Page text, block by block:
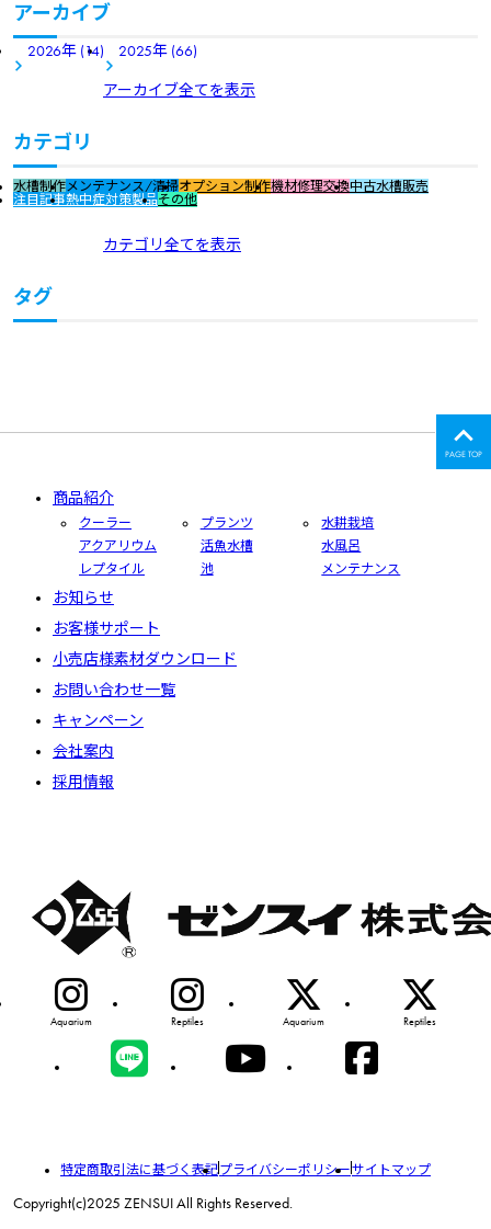
アーカイブ
2026年 (14) 2025年 (66)
アーカイブ全てを表示
カテゴリ
水槽制作 メンテナンス/清掃オプション制作機材修理交換中古水槽販売
注目記事熱中症対策製品その他
カテゴリ全てを表示
タグ
PAGE TOP
商品紹介
クーラー
アクアリウム
レプタイル
プランツ
活魚水槽
池
水耕栽培
水風呂
メンテナンス
お知らせ
お客様サポート
小売店様素材ダウンロード
お問い合わせ一覧
キャンペーン
会社案内
採用情報
Aquarium Reptiles Aquarium Reptiles
Copyright(c)2025 ZENSUI All Rights Reserved.
特定商取引法に基づく表記プライバシーポリシーサイトマップ